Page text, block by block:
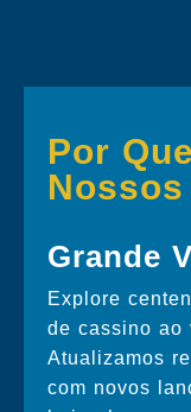
Por
Grande
Explore
de cassino ao
Atualizamos
com novos